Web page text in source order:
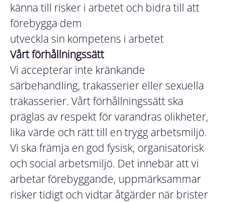
känna till risker i arbetet och bidra till att
förebygga dem
utveckla sin kompetens i arbetet
Vårt förhållningssätt
Vi accepterar inte kränkande
särbehandling, trakasserier eller sexuella
trakasserier. Vårt förhållningssätt ska
präglas av respekt för varandras olikheter,
lika värde och rätt till en trygg arbetsmiljö.
Vi ska främja en god fysisk, organisatorisk
och social arbetsmiljö. Det innebär att vi
arbetar förebyggande, uppmärksammar
risker tidigt och vidtar åtgärder när brister